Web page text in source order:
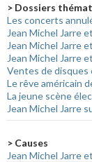
> Dossiers
Les concerts
Jean Michel Jarre
Jean Michel Jarre
Jean Michel Jarre
Ventes de disques
Le rêve américain
La jeune scène
Jean Michel Jarre
> Causes
Jean Michel Jarre